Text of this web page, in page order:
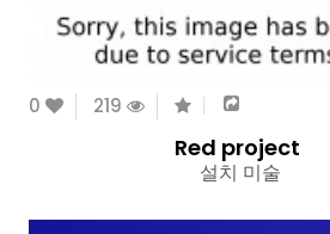
0 219
Red project
설치 미술